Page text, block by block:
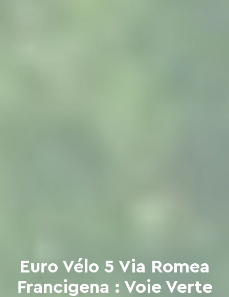
Euro Vélo 5 Via Romea
Francigena : Voie Verte